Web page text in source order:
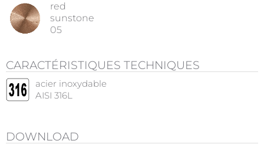
red
sunstone
05
CARACTÉRISTIQUES TECHNIQUES
acier inoxydable
AISI 316L
DOWNLOAD